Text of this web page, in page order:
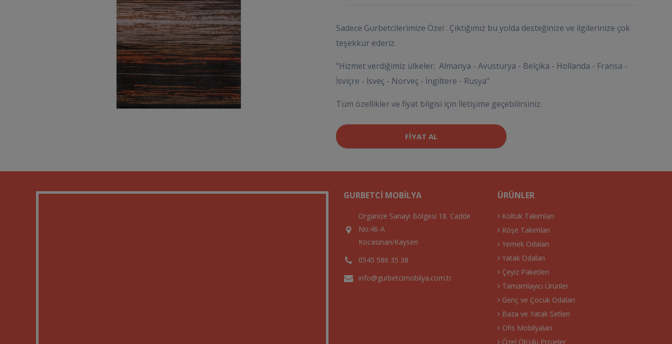
Sadece Gurbetcilerimize Özel : Çıktığımız bu yolda desteğinize ve ilgilerinize çok
teşekkür ederiz.
"Hizmet verdiğimiz ülkeler; Almanya - Avusturya - Belçika - Hollanda - Fransa -
İsviçre - İsveç - Norveç - İngiltere - Rusya"
Tüm özellikler ve fiyat bilgisi için İletişime geçebilirsiniz.
FIYAT AL
GURBETCI MOBILYA
Organize Sanayi Bölgesi 18. Cadde
No:46-A
Kocasinan/Kayseri
0545 586 35 38
info@gurbetcimobilya.com.tr
ÜRÜNLER
Koltuk Takımları
Köşe Takımları
Yemek Odaları
Yatak Odaları
Çeyiz Paketleri
Tamamlayıcı Ürünler
Genç ve Çocuk Odaları
Baza ve Yatak Setleri
Ofis Mobilyaları
Özel Ölçülü Projeler